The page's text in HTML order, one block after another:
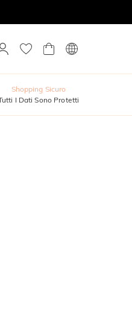
Shopping Sicuro
I Dati Sono Protetti